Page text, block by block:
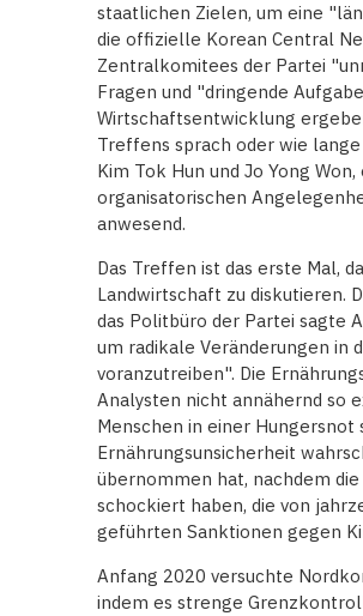
staatlichen Zielen, um eine
die offizielle Korean Central
Zentralkomitees der Partei
Fragen und "dringende
Wirtschaftsentwicklung
Treffens sprach oder wie
Kim Tok Hun und Jo Yong
organisatorischen
anwesend.
Das Treffen ist das erste Mal,
Landwirtschaft zu diskutieren.
das Politbüro der Partei sagte
um radikale Veränderungen in
voranzutreiben". Die
Analysten nicht annähernd so
Menschen in einer Hungersnot
Ernährungsunsicherheit
übernommen hat, nachdem
schockiert haben, die von
geführten Sanktionen gegen
Anfang 2020 versuchte
indem es strenge